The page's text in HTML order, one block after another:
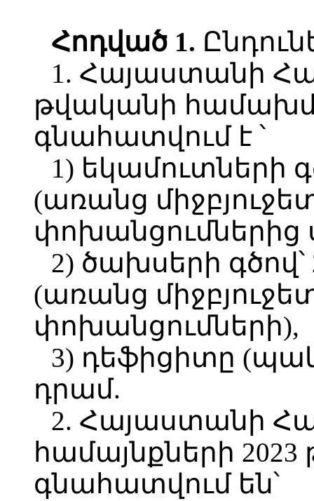
Հոդված 1.
1. Հայաստանի
թվականի
գնահատվում է ՝
1) եկամուտների
(առանց
փոխանցումներից
2) ծախսերի գծով՝
(առանց
փոխանցումների),
3) դեֆիցիտը
դրամ.
2. Հայաստանի
համայնքների
գնահատվում են՝